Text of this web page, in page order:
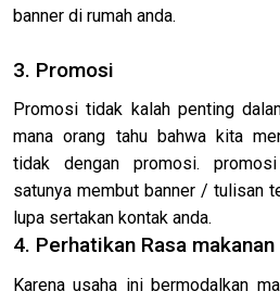
banner di rumah anda.
3. Promosi
Promosi tidak kalah penting
mana orang tahu bahwa kita
tidak dengan promosi.
satunya membut banner / tulisan
lupa sertakan kontak anda.
4. Perhatikan Rasa makanan
Karena usaha ini bermodalkan